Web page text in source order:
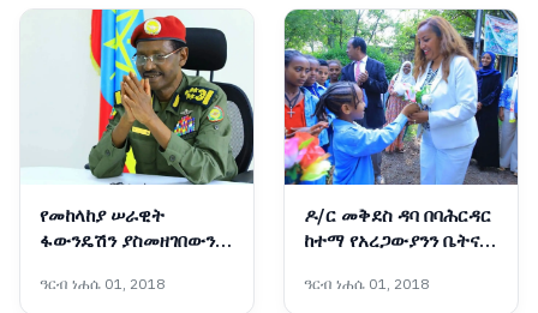
የመከላከያ ሠራዊት
ፋውንዴሽን ያስመዘገበውን
ፊልድ ማርሻል ብርሃኑ ጁላ
ዓርብ ነሐሴ 01, 2018
ዶ/ር መቅደስ ዳባ በባሕርዳር
ከተማ የአረጋውያንን ቤትና
አስጀመሩ
ዓርብ ነሐሴ 01, 2018